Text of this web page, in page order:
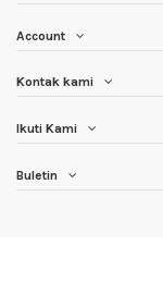
Account
Kontak kami
Ikuti Kami
Buletin